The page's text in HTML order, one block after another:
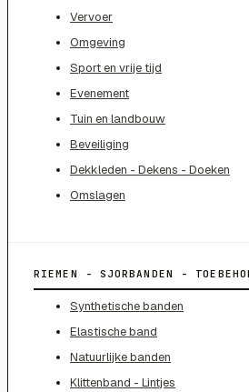
Vervoer
Omgeving
Sport en vrije tijd
Evenement
Tuin en landbouw
Beveiliging
Dekkleden - Dekens - Doeken
Omslagen
RIEMEN - SJORBANDEN -
Synthetische banden
Elastische band
Natuurlijke banden
Klittenband - Lintjes